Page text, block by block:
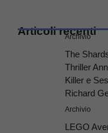
Articoli recenti
Archivio
The
Thriller
Killer e
Richard
Archivio
LEGO